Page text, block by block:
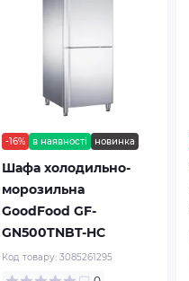
-16% в наявності новинка
Шафа холодильно-
морозильна
GoodFood GF-
GN500TNBT-HC
Код товару: 3085261295